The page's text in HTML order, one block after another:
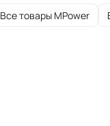
Все товары MPower